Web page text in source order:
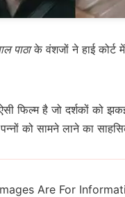
पाठाके वंशजों ने हाई कोर्ट
फिल्म है जो दर्शकों को
को सामने लाने का
Are For